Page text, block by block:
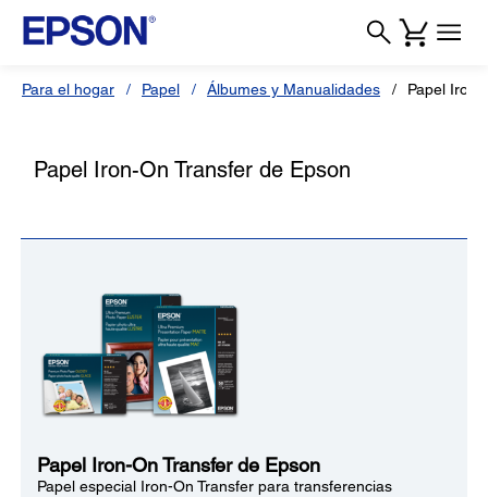
Para el hogar Papel Álbumes y Manualidades Papel Iron-
Papel Iron-On Transfer de Epson
Papel Iron-On Transfer de Epson
Papel especial Iron-On Transfer para transferencias